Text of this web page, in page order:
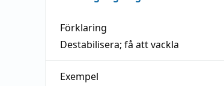
Förklaring
Destabilisera; få att vackla
Exempel